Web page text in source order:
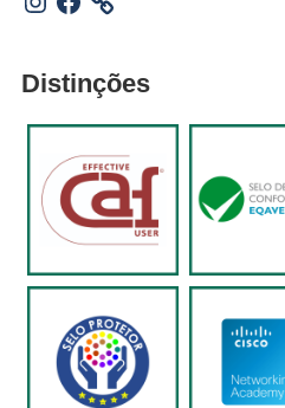
Distinções